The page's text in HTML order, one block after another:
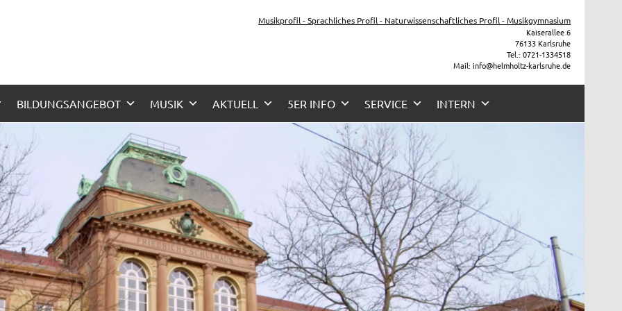
Gymnasium KarlsruheMusikprofil - Sprachliches Profil - Naturwissenschaftliches Profil - Musikgymnasium
Kaiserallee 6
76133 Karlsruhe
Tel.: 0721-1334518
Mail: info@helmholtz-karlsruhe.de
BILDUNGSANGEBOT MUSIK AKTUELL 5ER INFO SERVICE INTERN